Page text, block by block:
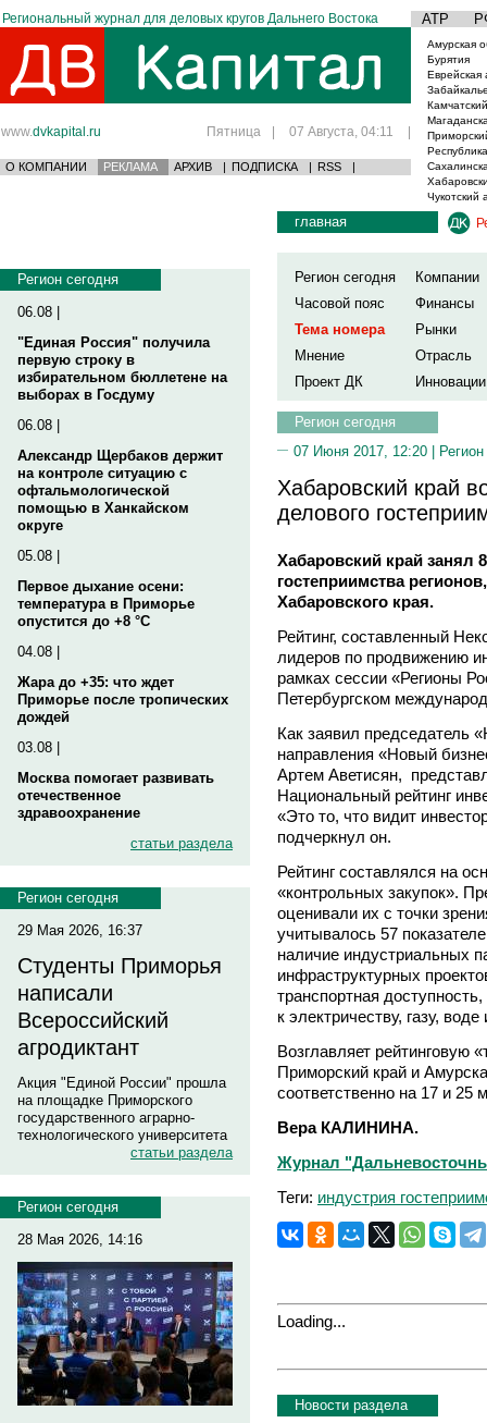
Региональный журнал для деловых кругов Дальнего Востока АТР
www.dvkapital.ru Пятница | 07 Августа, 04:11 |
О КОМПАНИИ РЕКЛАМА АРХИВ | ПОДПИСКА | RSS |
Амурская
Бурятия
Еврейская
Чукотский
Регион сегодня
06.08 |
"Единая Россия" получила
первую строку в
избирательном бюллетене на
выборах в Госдуму
06.08 |
Александр Щербаков держит
на контроле ситуацию с
офтальмологической
помощью в Ханкайском
округе
05.08 |
Первое дыхание осени:
температура в Приморье
опустится до +8 °C
04.08 |
Жара до +35: что ждет
Приморье после тропических
дождей
03.08 |
Москва помогает развивать
отечественное
здравоохранение
статьи раздела
Регион сегодня
29 Мая 2026, 16:37
Студенты Приморья
написали
Всероссийский
агродиктант
Акция "Единой России" прошла
на площадке Приморского
государственного аграрно-
технологического университета
статьи раздела
Регион сегодня
28 Мая 2026, 14:16
главная
Регион сегодня
Компании
Часовой пояс
Финансы
Тема номера
Рынки
Мнение
Отрасль
Проект ДК
Инновации
Регион сегодня
07 Июня 2017, 12:20 |
Хабаровский край
делового
Хабаровский край занял
гостеприимства
Хабаровского края.
Рейтинг, составленный
лидеров по продвижению
рамках сессии «Регионы
Петербургском
Как заявил председатель
направления «Новый
Артем Аветисян,
Национальный рейтинг
«Это то, что видит
подчеркнул он.
Рейтинг составлялся на
«контрольных закупок».
оценивали их с точки
учитывалось 57
наличие индустриальных
инфраструктурных
транспортная
к электричеству, газу, воде
Возглавляет рейтинговую
Приморский край и
соответственно на 17 и 25
Вера КАЛИНИНА.
Журнал
Теги: индустрия
Loading...
Новости раздела